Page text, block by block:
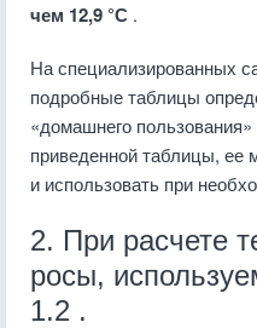
чем 12,9 °С .
На специализированных
подробные таблицы
«домашнего
приведенной таблицы, ее
и использовать при
2. При расчете
росы,
1.2 .